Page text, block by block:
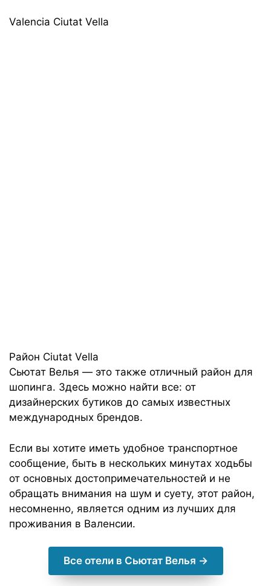
Valencia Ciutat Vella
Район Ciutat Vella
Сьютат Велья — это также отличный район для
шопинга. Здесь можно найти все: от
дизайнерских бутиков до самых известных
международных брендов.
Если вы хотите иметь удобное транспортное
сообщение, быть в нескольких минутах ходьбы
от основных достопримечательностей и не
обращать внимания на шум и суету, этот район,
несомненно, является одним из лучших для
проживания в Валенсии.
Все отели в Сьютат Велья →